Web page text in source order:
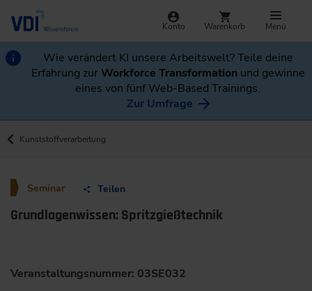
Konto Warenkorb Menü
Wie verändert KI unsere Arbeitswelt? Teile deine
Erfahrung zurWorkforce Transformation und gewinne
eines von fünf Web-Based Trainings.
Zur Umfrage
Kunststoffverarbeitung
Seminar Teilen
Grundlagenwissen: Spritzgießtechnik
Veranstaltungsnummer: 03SE032